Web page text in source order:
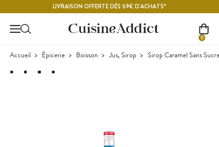
LIVRAISON OFFERTE DÈS 59€ D'ACHATS*
0
Accueil Épicerie Boisson Jus, Sirop Sirop Caramel Sans